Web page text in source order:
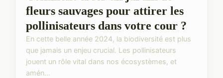
fleurs sauvages pour attirer les
pollinisateurs dans votre cour ?
En cette belle année 2024, la biodiversité est plus
que jamais un enjeu crucial. Les pollinisateurs
jouent un rôle vital dans nos écosystèmes, et
amén...